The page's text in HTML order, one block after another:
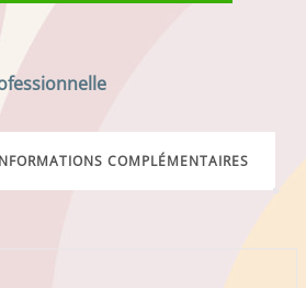
COMPLÉMENTAIRES